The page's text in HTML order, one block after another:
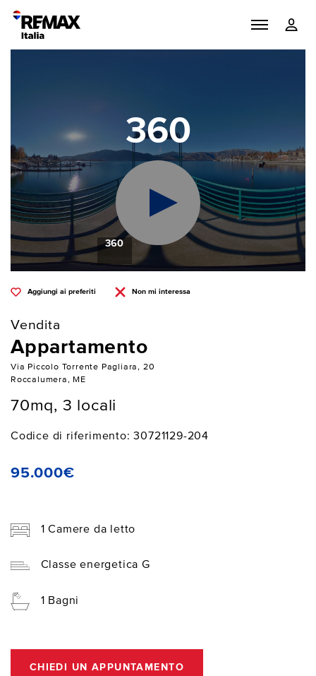
360
360
Aggiungi ai preferiti Non mi interessa
Vendita
Appartamento
Via Piccolo Torrente Pagliara, 20
Roccalumera, ME
70mq, 3 locali
Codice di riferimento: 30721129-204
95.000€
1 Camere da letto
Classe energetica G
1 Bagni
CHIEDI UN APPUNTAMENTO